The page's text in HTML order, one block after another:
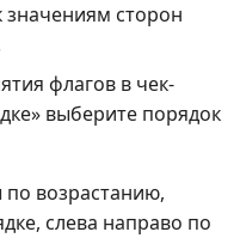
сторон
флагов в чек-
выберите порядок
возрастанию,
слева направо по